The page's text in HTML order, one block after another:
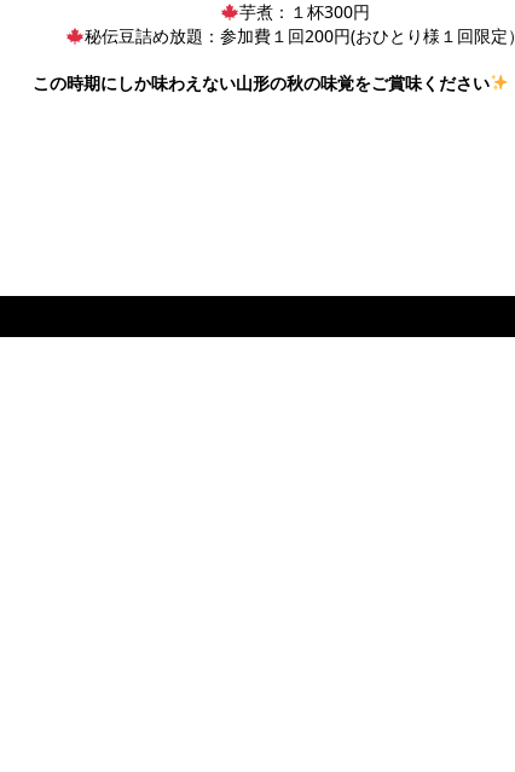
芋煮：１杯300円
秘伝豆詰め放題：参加費１回200円(おひとり様１回限定）
この時期にしか味わえない山形の秋の味覚をご賞味ください